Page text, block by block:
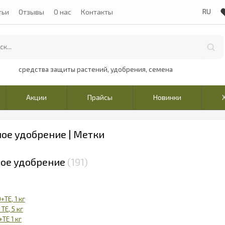
Отзывы О нас Контакты
средства защиты растений, удобрения, семена
Акции Прайсы Новинки
удобрение | Метки
удобрение 191
1 кг
5 кг
1 кг